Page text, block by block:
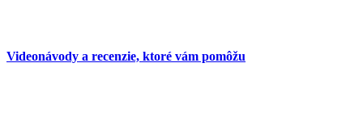
Videonávody a recenzie, ktoré vám pomôžu